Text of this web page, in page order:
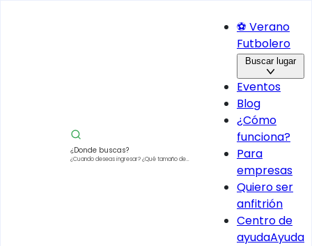
¿Donde buscas?
¿Cuando deseas ingresar?¿Qué tamaño de
⚽ Verano
Futbolero
Buscar lugar
Eventos
Blog
¿Cómo
funciona?
Para
empresas
Quiero ser
anfitrión
Centro de
ayudaAyuda